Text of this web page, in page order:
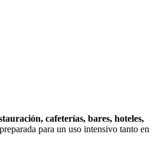
cafeterías, bares, hoteles,
para un uso intensivo tanto en